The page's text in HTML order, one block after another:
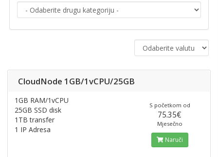
CloudNode 1GB/1vCPU/25GB
1GB RAM/1vCPU
25GB SSD disk
1TB transfer
1 IP Adresa
S početkom od
75.35€
Mjesečno
Naruči